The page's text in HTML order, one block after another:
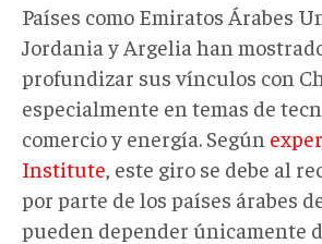
Países como Emiratos Árabes
Jordania y Argelia han
profundizar sus vínculos con
especialmente en temas de
comercio y energía. Según
Institute , este giro se debe al
por parte de los países árabes
pueden depender únicamente